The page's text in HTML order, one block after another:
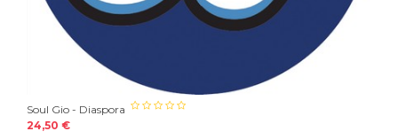
Soul Gio - Diaspora
24,50 €